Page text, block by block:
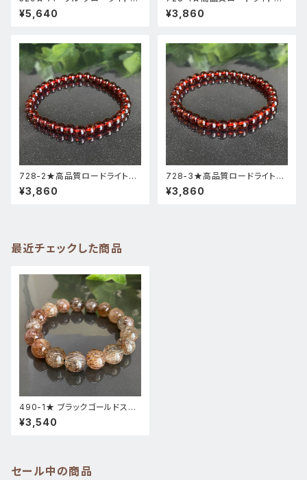
高品質 ・ 高透明度 】天然石 パ
ワーストーン ブレスレット 新品
¥5,640
ーネット★天然石ブレスレットパ
ワーストーン新品
¥3,860
728-2★高品質ロードライトガ
ーネット★天然石ブレスレットパ
ワーストーン新品
¥3,860
728-3★高品質ロードライトガ
ーネット★天然石ブレスレットパ
ワーストーン新品
¥3,860
最近チェックした商品
490-1★ ブラックゴールドスー
パーセブン【針多め】★天然石パ
ワーストーンブレスレット新品
¥3,540
セール中の商品